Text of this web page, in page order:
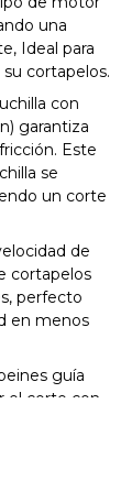
una
Ideal para
cortapelos.
con
garantiza
Este
se
un corte
de
cortapelos
perfecto
en menos
guía
el corte con
peines son
y